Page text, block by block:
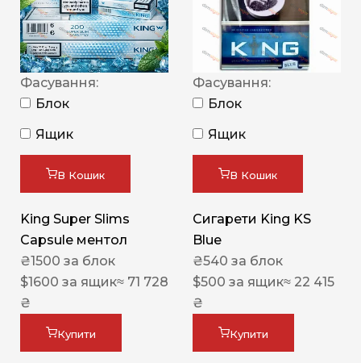
Фасування:
Блок
Ящик
В Кошик
King Super Slims
Capsule ментол
₴1500 за блок
$1600 за ящик≈ 71 728
₴
Купити
Фасування:
Блок
Ящик
В Кошик
Сигарети King KS
Blue
₴540 за блок
$500 за ящик≈ 22 415
₴
Купити